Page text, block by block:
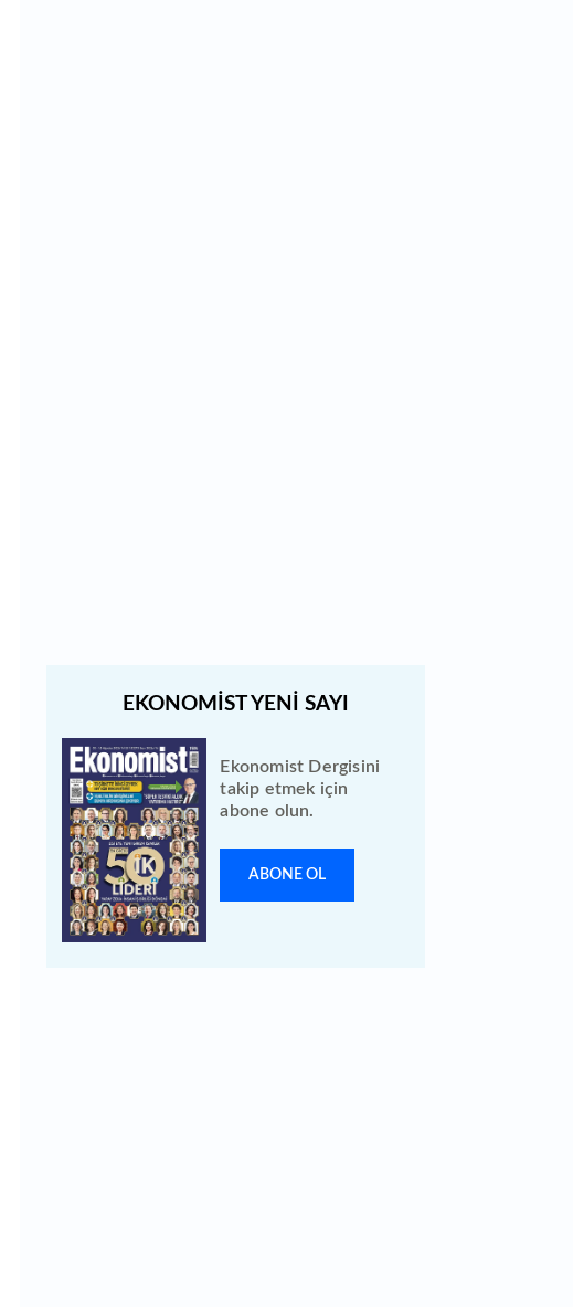
Ekonomist Dergisini
takip etmek için
abone olun.
ABONE OL